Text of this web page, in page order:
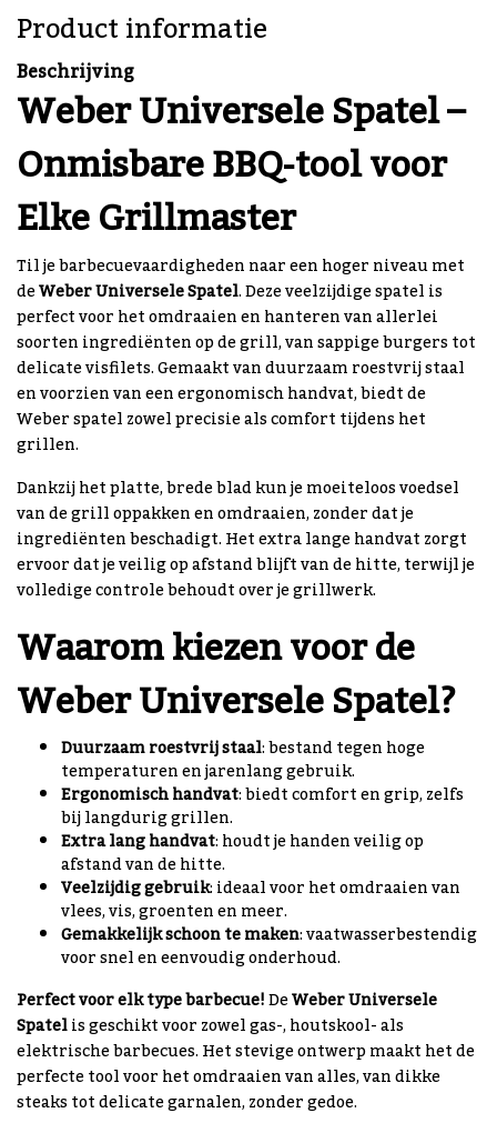
Product informatie
Beschrijving
Weber Universele Spatel –
Onmisbare BBQ-tool voor
Elke Grillmaster
Til je barbecuevaardigheden naar een hoger niveau met
deWeber Universele Spatel. Deze veelzijdige spatel is
perfect voor het omdraaien en hanteren van allerlei
soorten ingrediënten op de grill, van sappige burgers tot
delicate visfilets. Gemaakt van duurzaam roestvrij staal
en voorzien van een ergonomisch handvat, biedt de
Weber spatel zowel precisie als comfort tijdens het
grillen.
Dankzij het platte, brede blad kun je moeiteloos voedsel
van de grill oppakken en omdraaien, zonder dat je
ingrediënten beschadigt. Het extra lange handvat zorgt
ervoor dat je veilig op afstand blijft van de hitte, terwijl je
volledige controle behoudt over je grillwerk.
Waarom kiezen voor de
Weber Universele Spatel?
Duurzaam roestvrij staal: bestand tegen hoge
temperaturen en jarenlang gebruik.
Ergonomisch handvat: biedt comfort en grip, zelfs
bij langdurig grillen.
Extra lang handvat: houdt je handen veilig op
afstand van de hitte.
Veelzijdig gebruik: ideaal voor het omdraaien van
vlees, vis, groenten en meer.
Gemakkelijk schoon te maken: vaatwasserbestendig
voor snel en eenvoudig onderhoud.
Perfect voor elk type barbecue!DeWeber Universele
Spatelis geschikt voor zowel gas-, houtskool- als
elektrische barbecues. Het stevige ontwerp maakt het de
perfecte tool voor het omdraaien van alles, van dikke
steaks tot delicate garnalen, zonder gedoe.